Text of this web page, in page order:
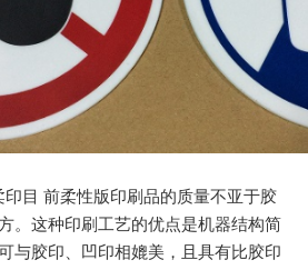
目 前柔性版印刷品的质量不亚于胶
。这种印刷工艺的优点是机器结构简
与胶印、凹印相媲美，且具有比胶印